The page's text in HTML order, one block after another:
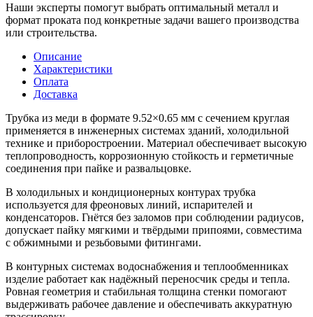
Наши эксперты помогут выбрать оптимальный металл и
формат проката под конкретные задачи вашего производства
или строительства.
Описание
Характеристики
Оплата
Доставка
Трубка из меди в формате 9.52×0.65 мм с сечением круглая
применяется в инженерных системах зданий, холодильной
технике и приборостроении. Материал обеспечивает высокую
теплопроводность, коррозионную стойкость и герметичные
соединения при пайке и развальцовке.
В холодильных и кондиционерных контурах трубка
используется для фреоновых линий, испарителей и
конденсаторов. Гнётся без заломов при соблюдении радиусов,
допускает пайку мягкими и твёрдыми припоями, совместима
с обжимными и резьбовыми фитингами.
В контурных системах водоснабжения и теплообменниках
изделие работает как надёжный переносчик среды и тепла.
Ровная геометрия и стабильная толщина стенки помогают
выдерживать рабочее давление и обеспечивать аккуратную